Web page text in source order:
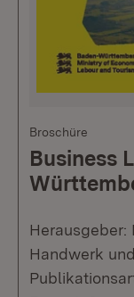
Broschüre
Business
Herausgeber:
Handwerk